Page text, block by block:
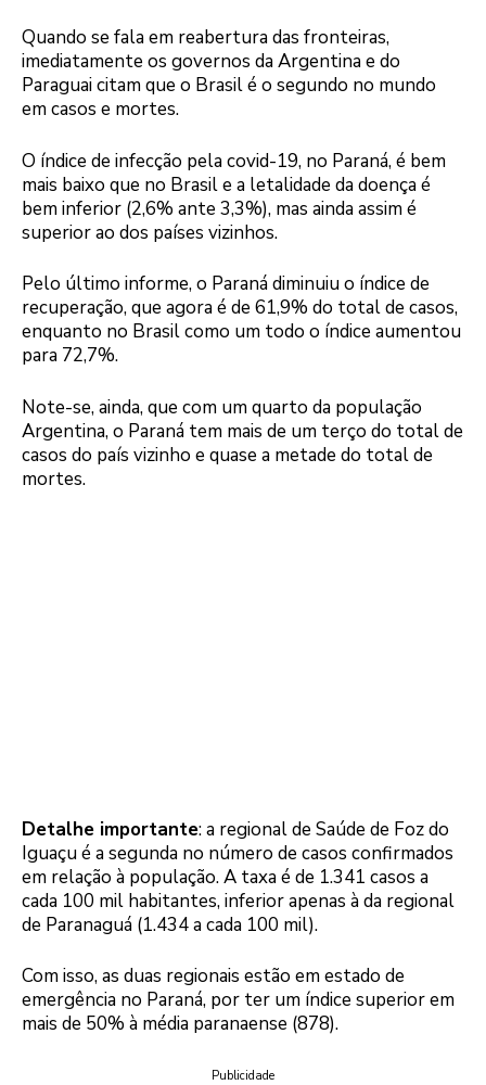
Quando se fala em reabertura das fronteiras,
imediatamente os governos da Argentina e do
Paraguai citam que o Brasil é o segundo no mundo
em casos e mortes.
O índice de infecção pela covid-19, no Paraná, é bem
mais baixo que no Brasil e a letalidade da doença é
bem inferior (2,6% ante 3,3%), mas ainda assim é
superior ao dos países vizinhos.
Pelo último informe, o Paraná diminuiu o índice de
recuperação, que agora é de 61,9% do total de casos,
enquanto no Brasil como um todo o índice aumentou
para 72,7%.
Note-se, ainda, que com um quarto da população
Argentina, o Paraná tem mais de um terço do total de
casos do país vizinho e quase a metade do total de
mortes.
Detalhe importante: a regional de Saúde de Foz do
Iguaçu é a segunda no número de casos confirmados
em relação à população. A taxa é de 1.341 casos a
cada 100 mil habitantes, inferior apenas à da regional
de Paranaguá (1.434 a cada 100 mil).
Com isso, as duas regionais estão em estado de
emergência no Paraná, por ter um índice superior em
mais de 50% à média paranaense (878).
Publicidade